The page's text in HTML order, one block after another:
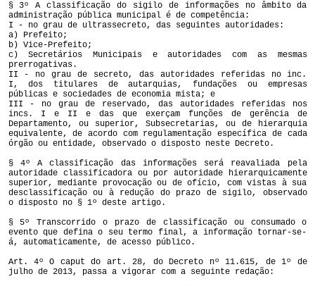
§ 3º A classificação do sigilo de informações no âmbito da
administração pública municipal é de competência:
I - no grau de ultrassecreto, das seguintes autoridades:
a) Prefeito;
b) Vice-Prefeito;
c) Secretários Municipais e autoridades com as mesmas
prerrogativas.
II - no grau de secreto, das autoridades referidas no inc.
I, dos titulares de autarquias, fundações ou empresas
públicas e sociedades de economia mista; e
III - no grau de reservado, das autoridades referidas nos
incs. I e II e das que exerçam funções de gerência de
Departamento, ou superior, Subsecretarias, ou de hierarquia
equivalente, de acordo com regulamentação específica de cada
órgão ou entidade, observado o disposto neste Decreto.
§ 4º A classificação das informações será reavaliada pela
autoridade classificadora ou por autoridade hierarquicamente
superior, mediante provocação ou de ofício, com vistas à sua
desclassificação ou à redução do prazo de sigilo, observado
o disposto no § 1º deste artigo.
§ 5º Transcorrido o prazo de classificação ou consumado o
evento que defina o seu termo final, a informação tornar-se-
á, automaticamente, de acesso público.
Art. 4º O caput do art. 28, do Decreto nº 11.615, de 1º de
julho de 2013, passa a vigorar com a seguinte redação: